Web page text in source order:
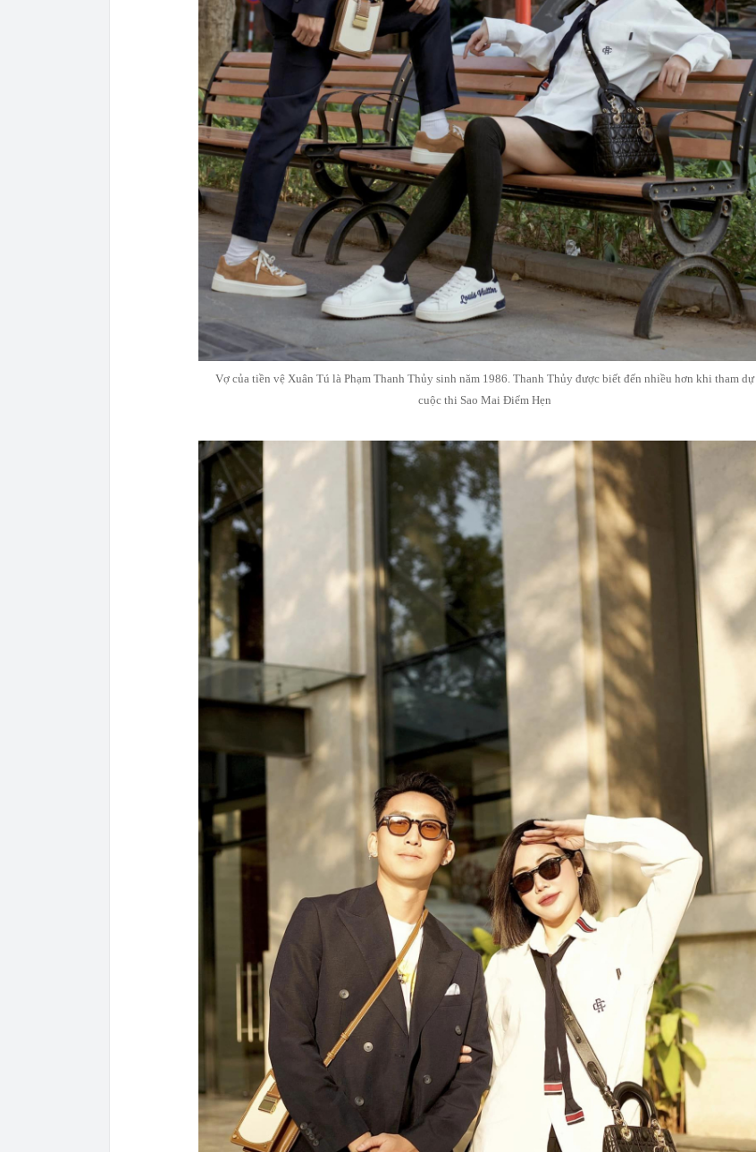
Vợ của tiền vệ Xuân Tú là Phạm Thanh Thủy sinh năm 1986. Thanh Thủy được biết đến nhiều hơn khi tham dự
cuộc thi Sao Mai Điểm Hẹn